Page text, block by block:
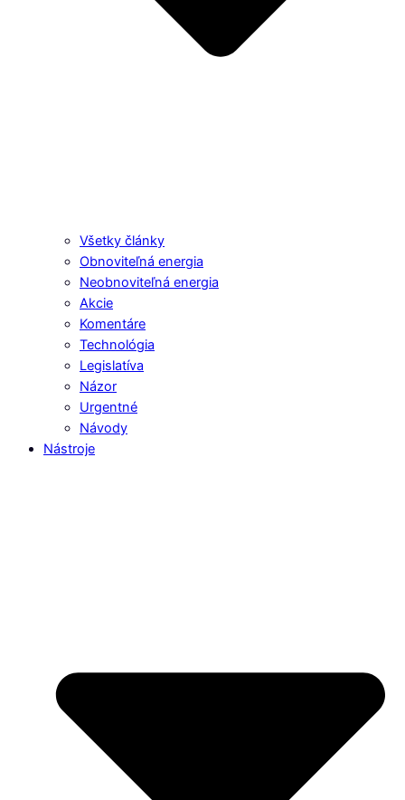
Všetky články
Obnoviteľná energia
Neobnoviteľná energia
Akcie
Komentáre
Technológia
Legislatíva
Názor
Urgentné
Návody
Nástroje